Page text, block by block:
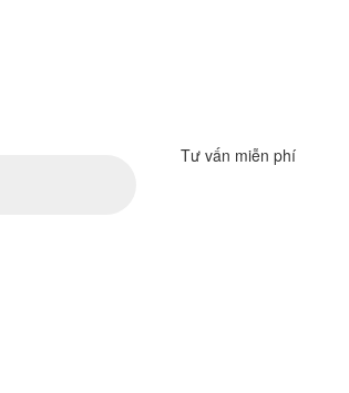
Tư vấn miễn phí